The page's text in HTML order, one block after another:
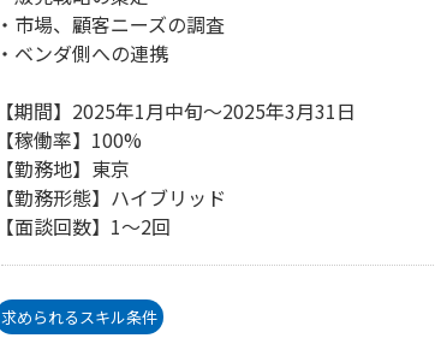
・市場、顧客ニーズの調査
・ベンダ側への連携
【期間】2025年1月中旬～2025年3月31日
【稼働率】100%
【勤務地】東京
【勤務形態】ハイブリッド
【面談回数】1～2回
求められるスキル条件